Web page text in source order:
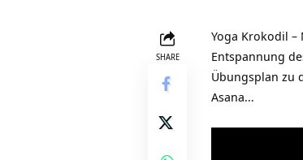
SHARE
Yoga Krokodil –
Entspannung
Übungsplan zu
Asana…